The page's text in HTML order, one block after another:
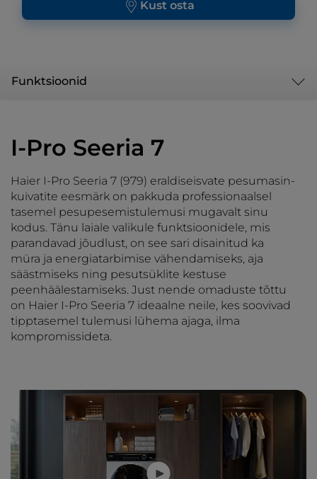
Kust osta
Funktsioonid
I-Pro Seeria 7
Haier I-Pro Seeria 7 (979) eraldiseisvate pesumasin-
kuivatite eesmärk on pakkuda professionaalsel
tasemel pesupesemistulemusi mugavalt sinu
kodus. Tänu laiale valikule funktsioonidele, mis
parandavad jõudlust, on see sari disainitud ka
müra ja energiatarbimise vähendamiseks, aja
säästmiseks ning pesutsüklite kestuse
peenhäälestamiseks. Just nende omaduste tõttu
on Haier I-Pro Seeria 7 ideaalne neile, kes soovivad
tipptasemel tulemusi lühema ajaga, ilma
kompromissideta.